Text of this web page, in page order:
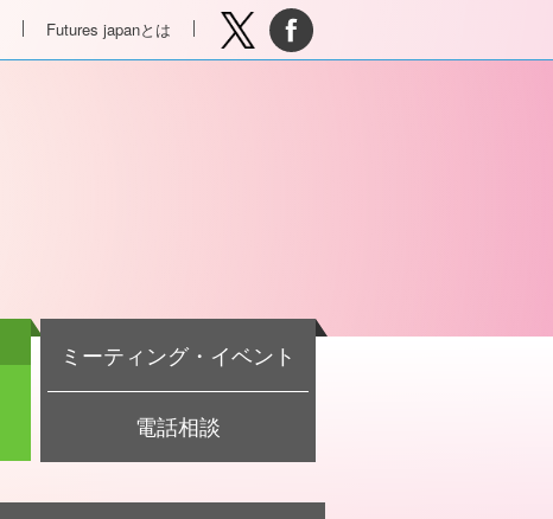
Futures japanとは
ミーティング・イベント
電話相談